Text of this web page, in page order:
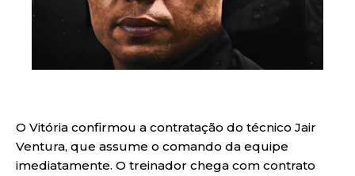
O Vitória confirmou a contratação do técnico Jair
Ventura, que assume o comando da equipe
imediatamente. O treinador chega com contrato